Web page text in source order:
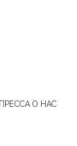
ПРЕССА О НАС